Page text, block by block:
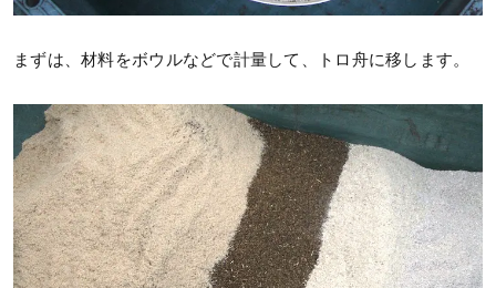
まずは、材料をボウルなどで計量して、トロ舟に移します。